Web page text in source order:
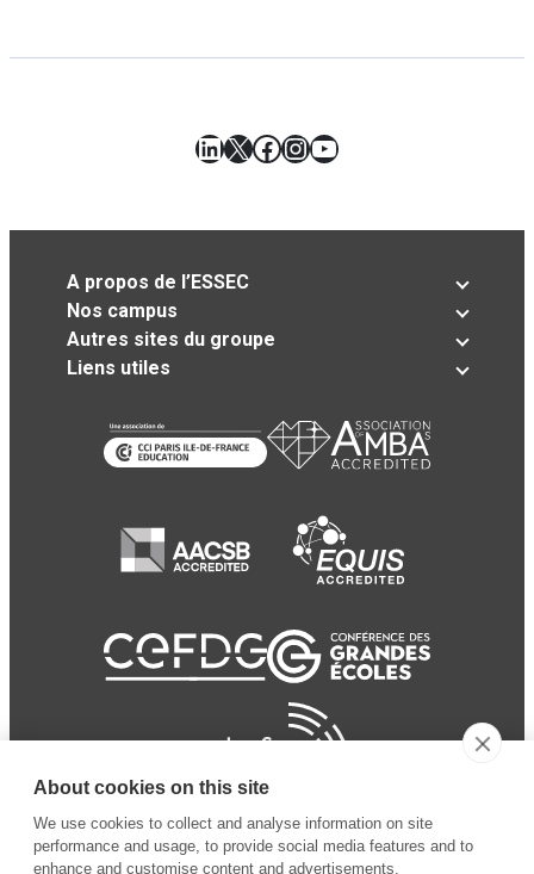
LinkedIn
X Facebook
Instagram
YouTube
A propos de l’ESSEC
Nos campus
Autres sites du groupe
Liens utiles
About cookies on this site
We use cookies to collect and analyse information on site
performance and usage, to provide social media features and to
enhance and customise content and advertisements.